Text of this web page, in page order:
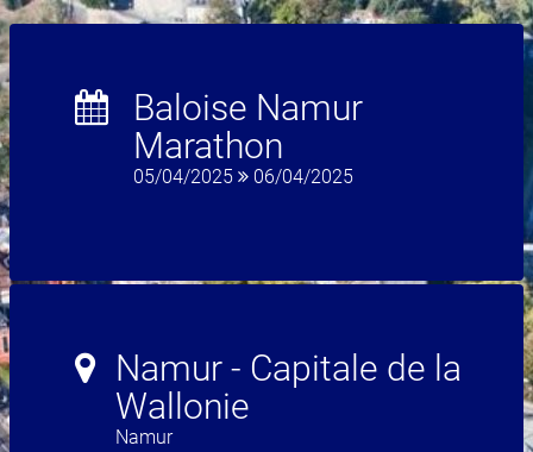
Baloise Namur
Marathon
05/04/2025 06/04/2025
Namur - Capitale de la
Wallonie
Namur